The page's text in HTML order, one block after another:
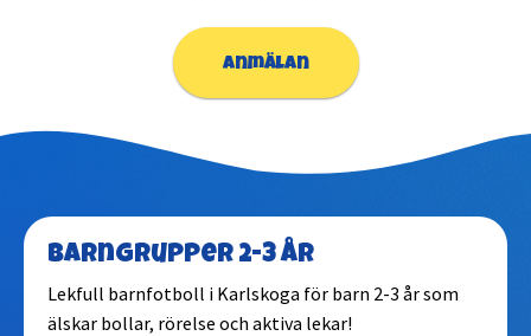
anmälan
Barngrupper 2-3 år
Lekfull barnfotboll i Karlskoga för barn 2-3 år som
älskar bollar, rörelse och aktiva lekar!